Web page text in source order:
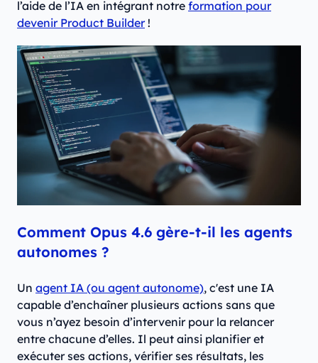
l’aide de l’IA en intégrant notre formation pour
devenir Product Builder!
Comment Opus 4.6 gère-t-il les agents
autonomes ?
Un agent IA (ou agent autonome), c'est une IA
capable d’enchaîner plusieurs actions sans que
vous n’ayez besoin d’intervenir pour la relancer
entre chacune d’elles. Il peut ainsi planifier et
exécuter ses actions, vérifier ses résultats, les